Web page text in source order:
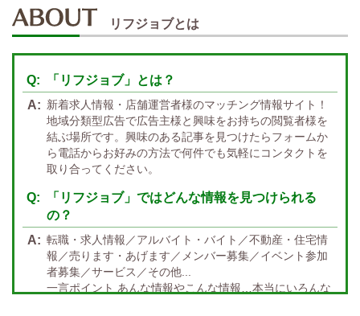
かけもちOK 給与保証あり
週1日～OK
指名バック率高め 週1・月1～OK
託児所紹介あり 初心者歓迎
資格者優遇
宿泊・送迎あり 50代以上歓迎
経験者優遇
経験者歓迎 未経験者あり
未経験者金着 60代歓迎
静岡
関西 エリア
九州・沖縄 エリア
大分 福岡 佐賀 長崎 宮崎 熊本 鹿児島 沖縄
中四国 エリア
岡山 鳥取 広島 島根
リフジョブとは
「リフジョブ」とは？
新着求人情報・店舗運営者様のマッチング情報サイト！
地域分類型広告で広告主様と興味をお持ちの閲覧者様を
結ぶ場所です。興味のある記事を見つけたらフォームか
ら電話からお好みの方法で何件でも気軽にコンタクトを
取り合ってください。
「リフジョブ」ではどんな情報を見つけられる
の？
転職・求人情報／アルバイト・バイト／不動産・住宅情
報／売ります・あげます／メンバー募集／イベント参加
者募集／サービス／その他...
一言ポイント あんな情報やこんな情報…本当にいろんな